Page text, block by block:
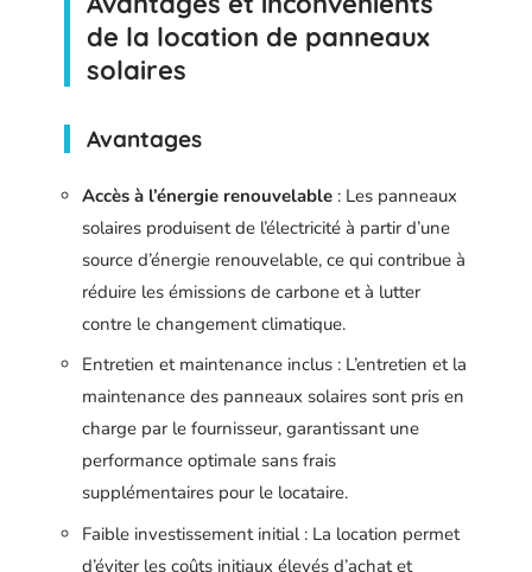
de la location de panneaux
solaires
Avantages
Accès à l’énergie renouvelable : Les panneaux
solaires produisent de l’électricité à partir d’une
source d’énergie renouvelable, ce qui contribue à
réduire les émissions de carbone et à lutter
contre le changement climatique.
Entretien et maintenance inclus : L’entretien et la
maintenance des panneaux solaires sont pris en
charge par le fournisseur, garantissant une
performance optimale sans frais
supplémentaires pour le locataire.
Faible investissement initial : La location permet
d’éviter les coûts initiaux élevés d’achat et